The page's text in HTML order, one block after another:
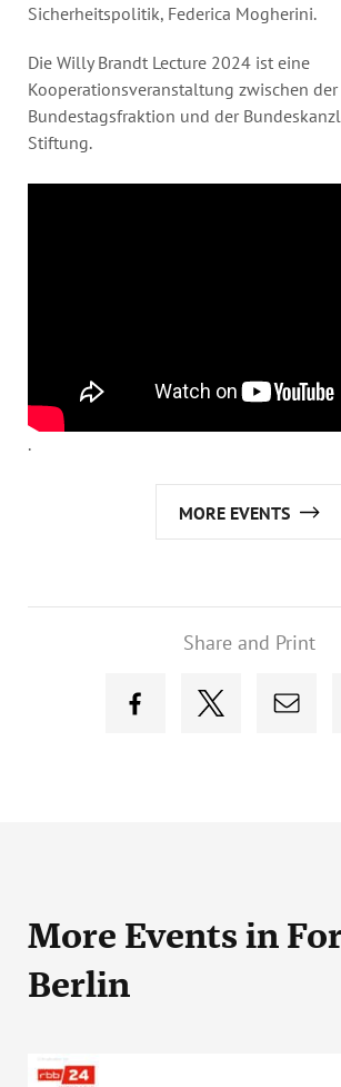
Sicherheitspolitik, Federica Mogherini.
Die Willy Brandt Lecture 2024 ist eine
Kooperationsveranstaltung zwischen der
Bundestagsfraktion und der
Stiftung.
.
MORE EVENTS
Share and Print
More Events in
Berlin